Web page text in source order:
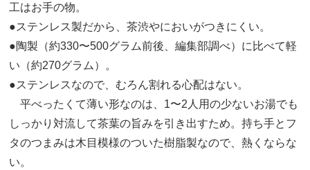
工はお手の物。
●ステンレス製だから、茶渋やにおいがつきにくい。
●陶製（約330〜500グラム前後、編集部調べ）に比べて軽
い（約270グラム）。
●ステンレスなので、むろん割れる心配はない。
平べったくて薄い形なのは、1〜2人用の少ないお湯でも
しっかり対流して茶葉の旨みを引き出すため。持ち手とフ
タのつまみは木目模様のついた樹脂製なので、熱くならな
い。